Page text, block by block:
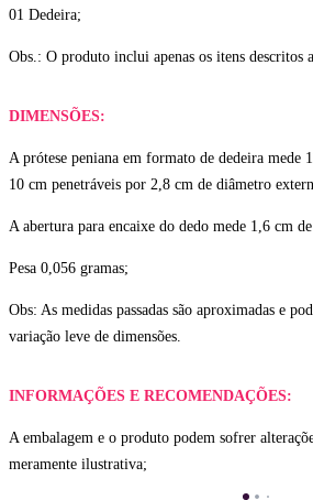
01 Dedeira;
Obs.: O produto inclui apenas os itens descritos
DIMENSÕES:
A prótese peniana em formato de dedeira mede
10 cm penetráveis por 2,8 cm de diâmetro
A abertura para encaixe do dedo mede 1,6 cm
Pesa 0,056 gramas;
Obs: As medidas passadas são aproximadas e
variação leve de dimensões.
INFORMAÇÕES E RECOMENDAÇÕES:
A embalagem e o produto podem sofrer
meramente ilustrativa;